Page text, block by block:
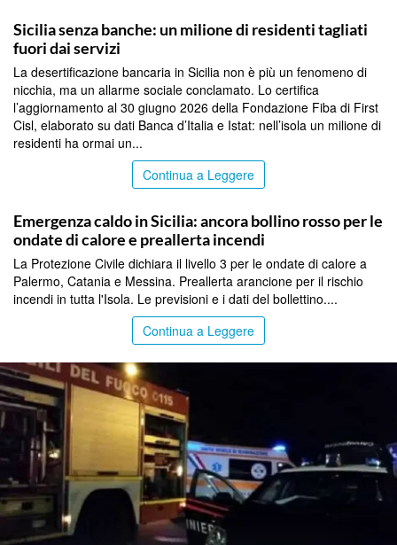
Sicilia senza banche: un milione di residenti tagliati
fuori dai servizi
La desertificazione bancaria in Sicilia non è più un fenomeno di
nicchia, ma un allarme sociale conclamato. Lo certifica
l’aggiornamento al 30 giugno 2026 della Fondazione Fiba di First
Cisl, elaborato su dati Banca d’Italia e Istat: nell’isola un milione di
residenti ha ormai un...
Continua a Leggere
Emergenza caldo in Sicilia: ancora bollino rosso per le
ondate di calore e preallerta incendi
La Protezione Civile dichiara il livello 3 per le ondate di calore a
Palermo, Catania e Messina. Preallerta arancione per il rischio
incendi in tutta l'Isola. Le previsioni e i dati del bollettino....
Continua a Leggere